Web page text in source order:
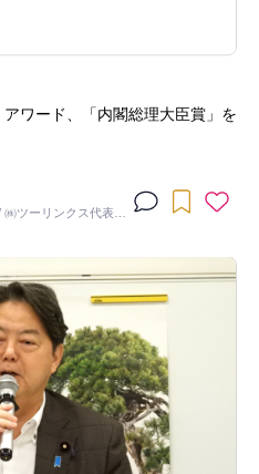
ワード、「内閣総理大臣賞」を
ツーリンクス代表取